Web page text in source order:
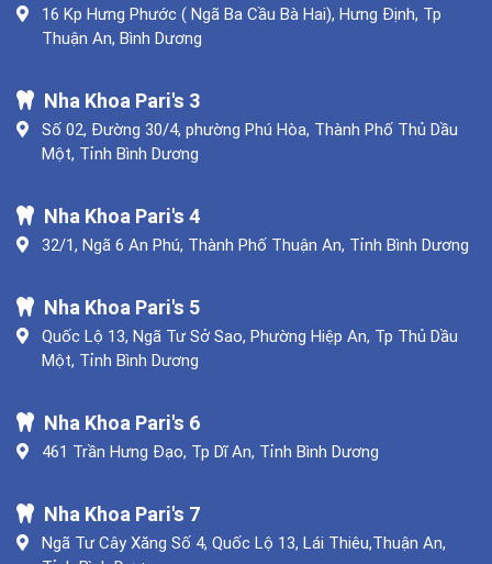
16 Kp Hưng Phước ( Ngã Ba Cầu Bà Hai), Hưng Định, Tp
Thuận An, Bình Dương
Nha Khoa Pari's 3
Số 02, Đường 30/4, phường Phú Hòa, Thành Phố Thủ Dầu
Một, Tỉnh Bình Dương
Nha Khoa Pari's 4
32/1, Ngã 6 An Phú, Thành Phố Thuận An, Tỉnh Bình Dương
Nha Khoa Pari's 5
Quốc Lộ 13, Ngã Tư Sở Sao, Phường Hiệp An, Tp Thủ Dầu
Một, Tỉnh Bình Dương
Nha Khoa Pari's 6
461 Trần Hưng Đạo, Tp Dĩ An, Tỉnh Bình Dương
Nha Khoa Pari's 7
Ngã Tư Cây Xăng Số 4, Quốc Lộ 13, Lái Thiêu,Thuận An,